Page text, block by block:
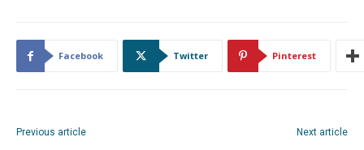
Facebook Twitter Pinterest
Previous article Next article